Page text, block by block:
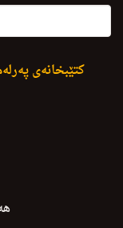
کتێبخانەی